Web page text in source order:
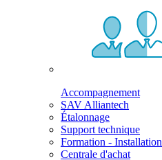
Accompagnement
SAV Alliantech
Étalonnage
Support technique
Formation - Installation
Centrale d'achat